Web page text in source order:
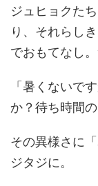
ジュヒョクた
り、それらし
でおもてなし
「暑くないで
か？待ち時間
その異様さに
ジタジに。